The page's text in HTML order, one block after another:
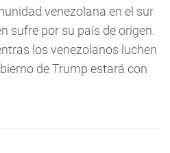
venezolana en el sur
sufre por su país de origen.
los venezolanos luchen
de Trump estará con